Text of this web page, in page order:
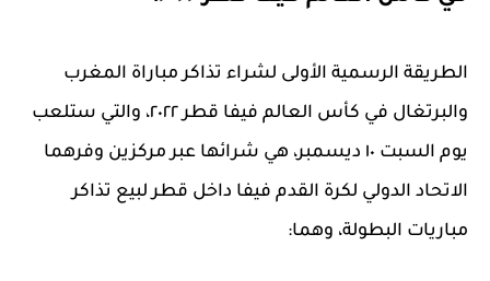
الطريقة الرسمية الأولى لشراء تذاكر مباراة المغرب
والبرتغال في كأس العالم فيفا قطر ٢٠٢٢، والتي ستلعب
يوم السبت ١٠ ديسمبر، هي شرائها عبر مركزين وفرهما
الاتحاد الدولي لكرة القدم فيفا داخل قطر لبيع تذاكر
مباريات البطولة، وهما: